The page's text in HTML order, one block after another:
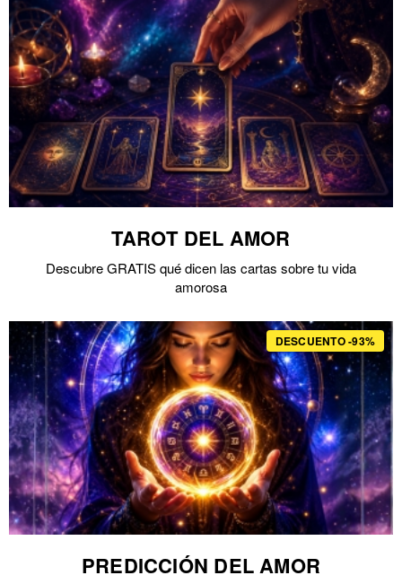
TAROT DEL AMOR
Descubre GRATIS qué dicen las cartas sobre tu vida
amorosa
DESCUENTO -93%
PREDICCIÓN DEL AMOR